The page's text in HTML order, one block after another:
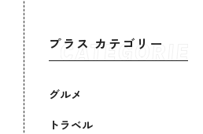
プラス カテゴリー
グルメ
トラベル